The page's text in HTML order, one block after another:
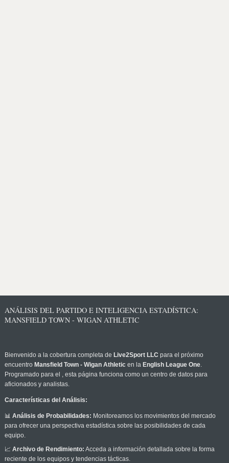
ANÁLISIS DEL PARTIDO E INTELIGENCIA ESTADÍSTICA:
MANSFIELD TOWN - WIGAN ATHLETIC
Bienvenido a la cobertura completa de Live2Sport LLC para el próximo
encuentro Mansfield Town - Wigan Athleticen la English League One.
Programado para el , esta página funciona como un centro de datos para
aficionados y analistas.
Características del Análisis:
📊 Análisis de Probabilidades: Monitoreamos los movimientos del mercado
para ofrecer una perspectiva estadística sobre las posibilidades de cada
equipo.
📈 Archivo de Rendimiento: Acceda a información detallada sobre la forma
reciente de los equipos y tendencias tácticas.